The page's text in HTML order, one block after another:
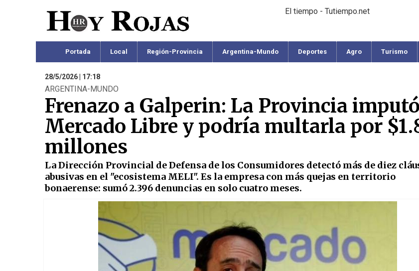
El tiempo - Tutiempo.net
Portada Local Región-Provincia Argentina-Mundo Deportes Agro Turismo
28/5/2026 | 17:18
ARGENTINA-MUNDO
Frenazo a Galperin: La Provincia
Mercado Libre y podría multarla por
millones
La Dirección Provincial de Defensa de los Consumidores detectó más de diez
abusivas en el "ecosistema MELI". Es la empresa con más quejas en territorio
bonaerense: sumó 2.396 denuncias en solo cuatro meses.